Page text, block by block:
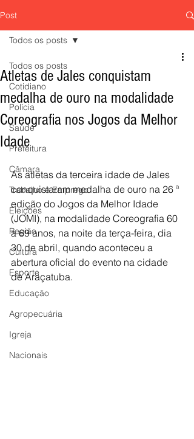
Post
Todos os posts
Cotidiano
Polícia
Saúde
Prefeitura
Câmara
Trabalho e Emprego
Eleições
Região
Cultura
Esporte
Educação
Agropecuária
Igreja
Nacionais
Todos os posts
Atletas de Jales conquistam
medalha de ouro na modalidade
Coreografia nos Jogos da Melhor
Idade
As atletas da terceira idade de Jales
conquistaram medalha de ouro na 26 ª
edição do Jogos da Melhor Idade
(JOMI), na modalidade Coreografia 60
a 69 anos, na noite da terça-feira, dia
30 de abril, quando aconteceu a
abertura oficial do evento na cidade
de Araçatuba.